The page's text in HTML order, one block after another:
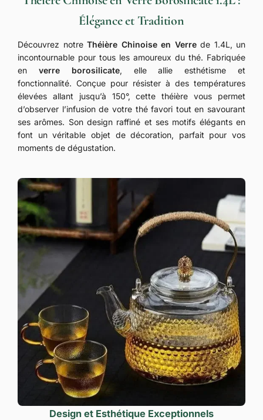
Élégance et Tradition
Découvrez notre Théière Chinoise en Verrede 1.4L, un
incontournable pour tous les amoureux du thé. Fabriquée
en verre borosilicate, elle allie esthétisme et
fonctionnalité. Conçue pour résister à des températures
élevées allant jusqu’à 150°, cette théière vous permet
d’observer l’infusion de votre thé favori tout en savourant
ses arômes. Son design raffiné et ses motifs élégants en
font un véritable objet de décoration, parfait pour vos
moments de dégustation.
Design et Esthétique Exceptionnels